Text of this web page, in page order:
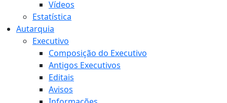
Vídeos
Estatística
Autarquia
Executivo
Composição do Executivo
Antigos Executivos
Editais
Avisos